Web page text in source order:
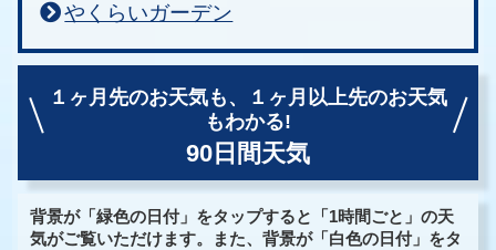
やくらいガーデン
１ヶ月先のお天気も、
１ヶ月以上先のお天気
もわかる!
90日間天気
背景が「緑色の日付」をタップすると「1時間ごと」の天
気がご覧いただけます。また、背景が「白色の日付」をタ